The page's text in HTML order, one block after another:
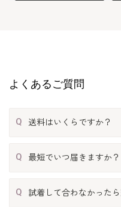
よくあるご質問
Q 送料はいくらですか？
Q 最短でいつ届きますか？
Q 試着して合わなかった